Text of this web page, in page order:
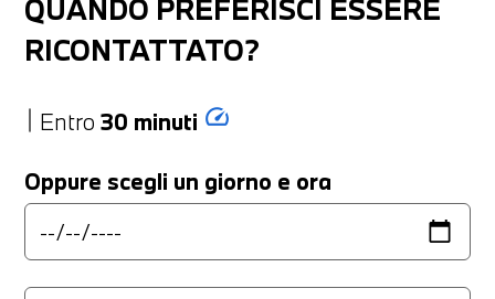
QUANDO PREFERISCI ESSERE
RICONTATTATO?
Entro 30 minuti speed
Oppure scegli un giorno e ora